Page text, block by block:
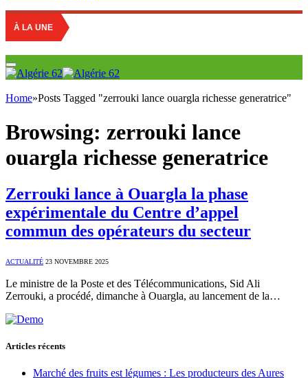
À LA UNE
Home»Posts Tagged "zerrouki lance ouargla richesse generatrice"
Browsing: zerrouki lance
ouargla richesse generatrice
Zerrouki lance à Ouargla la phase
expérimentale du Centre d’appel
commun des opérateurs du secteur
ACTUALITÉ 23 NOVEMBRE 2025
Le ministre de la Poste et des Télécommunications, Sid Ali
Zerrouki, a procédé, dimanche à Ouargla, au lancement de la…
Articles récents
Marché des fruits est légumes : Les producteurs des Aures